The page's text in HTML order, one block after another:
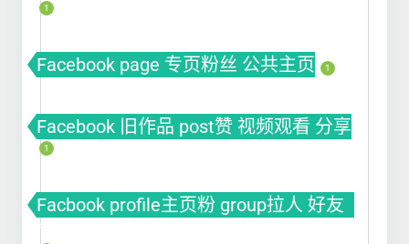
1
Facebook page 专页粉丝 公共主页 1
Facebook 旧作品 post赞 视频观看 分享
1
Facbook profile主页粉 group拉人 好友
fb粉丝 fb涨粉